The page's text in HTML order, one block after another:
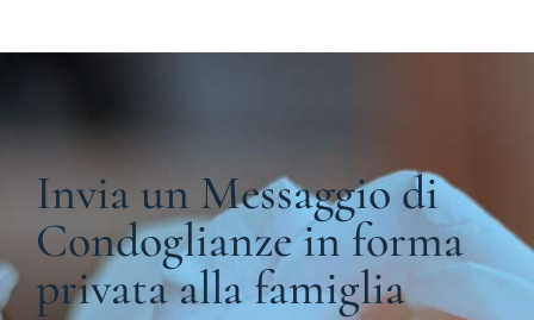
Invia un Messaggio di
Condoglianze in forma
privata alla famiglia